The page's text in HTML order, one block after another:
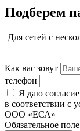
Подберем
Для сетей с
Как вас зовут
телефон
Я даю
в соответствии с
ООО «ЕСА»
Обязательное поле